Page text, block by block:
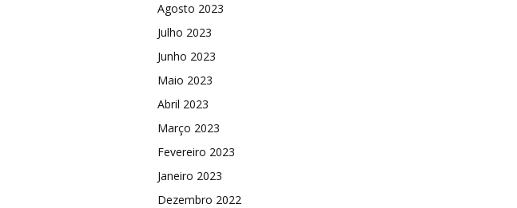
Agosto 2023
Julho 2023
Junho 2023
Maio 2023
Abril 2023
Março 2023
Fevereiro 2023
Janeiro 2023
Dezembro 2022